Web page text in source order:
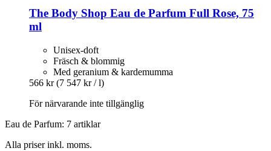
The Body Shop Eau de Parfum Full Rose, 75
ml
Unisex-doft
Fräsch & blommig
Med geranium & kardemumma
566 kr (7 547 kr / l)
För närvarande inte tillgänglig
Eau de Parfum: 7 artiklar
Alla priser inkl. moms.